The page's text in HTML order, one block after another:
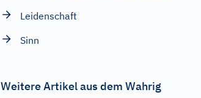
Leidenschaft
Sinn
Weitere Artikel aus dem Wahrig